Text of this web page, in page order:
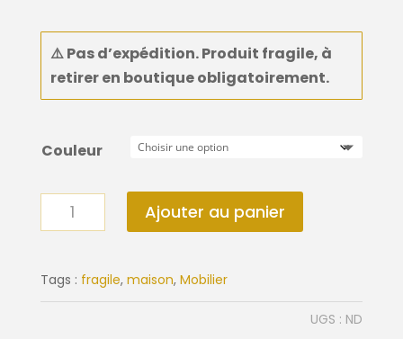
⚠️Pas d’expédition. Produit fragile, à
retirer en boutiqueobligatoirement.
Couleur
quantité
de
Magnum
pied
Ajouter au panier
Tags : fragile, maison, Mobilier
UGS : ND